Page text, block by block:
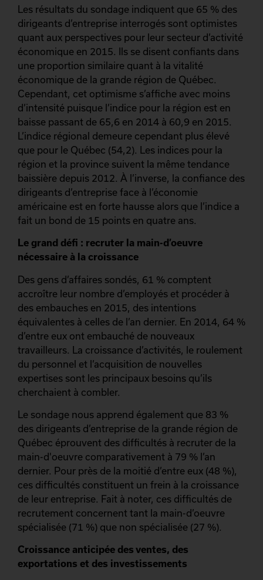
Les résultats du sondage indiquent que 65 % des
dirigeants d’entreprise interrogés sont optimistes
quant aux perspectives pour leur secteur d’activité
économique en 2015. Ils se disent confiants dans
une proportion similaire quant à la vitalité
économique de la grande région de Québec.
Cependant, cet optimisme s’affiche avec moins
d’intensité puisque l’indice pour la région est en
baisse passant de 65,6 en 2014 à 60,9 en 2015.
L’indice régional demeure cependant plus élevé
que pour le Québec (54,2). Les indices pour la
région et la province suivent la même tendance
baissière depuis 2012. À l’inverse, la confiance des
dirigeants d’entreprise face à l’économie
américaine est en forte hausse alors que l’indice a
fait un bond de 15 points en quatre ans.
Le grand défi : recruter la main-d’oeuvre
nécessaire à la croissance
Des gens d’affaires sondés, 61 % comptent
accroître leur nombre d’employés et procéder à
des embauches en 2015, des intentions
équivalentes à celles de l’an dernier. En 2014, 64 %
d’entre eux ont embauché de nouveaux
travailleurs. La croissance d’activités, le roulement
du personnel et l’acquisition de nouvelles
expertises sont les principaux besoins qu’ils
cherchaient à combler.
Le sondage nous apprend également que 83 %
des dirigeants d’entreprise de la grande région de
Québec éprouvent des difficultés à recruter de la
main-d'oeuvre comparativement à 79 % l’an
dernier. Pour près de la moitié d’entre eux (48 %),
ces difficultés constituent un frein à la croissance
de leur entreprise. Fait à noter, ces difficultés de
recrutement concernent tant la main-d’oeuvre
spécialisée (71 %) que non spécialisée (27 %).
Croissance anticipée des ventes, des
exportations et des investissements